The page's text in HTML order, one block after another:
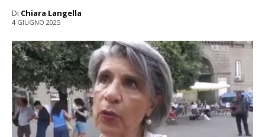
Di Chiara Langella
4 GIUGNO 2025